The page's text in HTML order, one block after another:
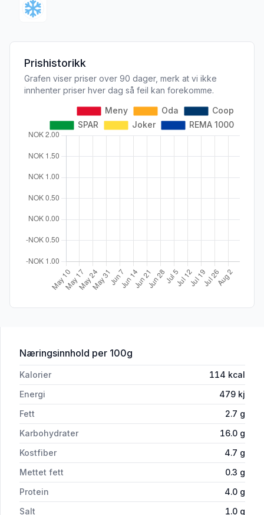
Prishistorikk
Grafen viser priser over 90 dager, merk at vi ikke
innhenter priser hver dag så feil kan forekomme.
Næringsinnhold for 'Hoff Liv Laga Pytt i Panne 470g'
per 100g
Kalorier 114 kcal
Energi
479 kj
Fett
2.7 g
Karbohydrater
16.0 g
Kostfiber
4.7 g
Mettet fett
0.3 g
Protein
4.0 g
Salt
1.0 g